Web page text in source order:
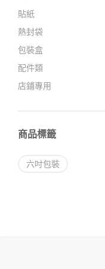
貼紙
熱封袋
包裝盒
配件類
店鋪專用
商品標籤
六吋包裝